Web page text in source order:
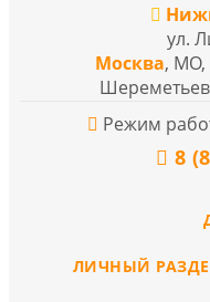
ул.
Москва, МО,
Режим
8
ЛИЧНЫЙ